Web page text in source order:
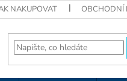
NAKUPOVAT OBCHODNÍ